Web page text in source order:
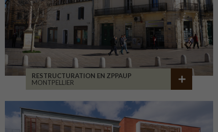
RESTRUCTURATION EN ZPPAUP
MONTPELLIER